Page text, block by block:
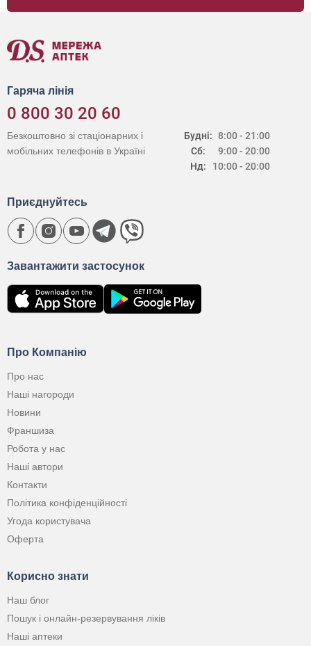
Гаряча лінія
0 800 30 20 60
Будні:
Сб:
Нд:
8:00 - 21:00
9:00 - 20:00
10:00 - 20:00
Безкоштовно зі стаціонарних і
мобільних телефонів в Україні
Про Компанію
Про нас
Наші нагороди
Новини
Франшиза
Робота у нас
Наші автори
Контакти
Політика конфіденційності
Угода користувача
Оферта
Корисно знати
Наш блог
Пошук і онлайн-резервування ліків
Наші аптеки
Завантажити застосунок
Приєднуйтесь